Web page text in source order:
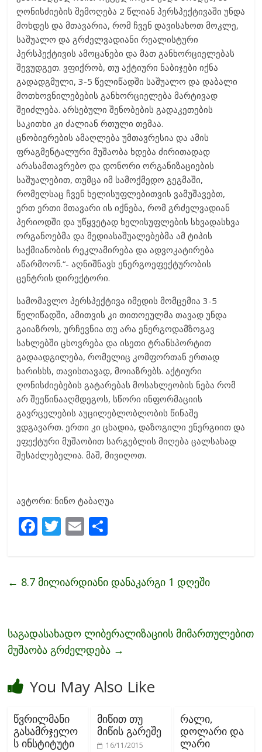
ღონისძიების შემოღება 2 წლიან პერსპექტივაში უნდა
მოხდეს და მთავარია, რომ ჩვენ დავისახოთ მოკლე,
საშუალო და გრძელვადიანი რეალისტური
პერსპექტივის ამოცანები და მათ განხორციელებას
შევუდგეთ. ვფიქრობ, თუ აქტიური ნაბიჯები იქნა
გადადგმული, 3-5 წელიწადში საშუალო და დაბალი
მოთხოვნილებების განხორციელება მარტივად
შეიძლება. არსებული შენობების გადაკეთების
საკითხი კი ძალიან რთული თემაა.
ცნობიერების ამაღლება უმთავრესია და ამის
ფრაგმენტალური მუშაობა ხდება ძირითადად
არასამთავრებო და დონორი ორგანიზაციების
საშუალებით, თუმცა იმ სამოქმედო გეგმაში,
რომელსაც ჩვენ ხელისუფლებითვის ვამუშავებთ,
ერთ ერთი მთავარი ის იქნება, რომ გრძელვადიან
პერიოდში და უწყვეტად ხელისუფლების სხვადასხვა
ორგანოებმა და მედიასაშუალებებმა ამ ტიპის
საქმიანობის რეკლამირება და ადვოკატირება
აწარმოონ.“- აღნიშნავს ენერგოეფექტურობის
ცენტრის დირექტორი.
სამომავლო პერსპექტივა იმედის მომცემია 3-5
წელიწადში, ამითვის კი თითოეულმა თავად უნდა
გაიაზროს, ურჩევნია თუ არა ენერგოდამზოგავ
სახლებში ცხოვრება და ისეთი ტრანსპორტით
გადაადგილება, რომელიც კომფორთან ერთად
ხარისხს, თავისთავად, მოიაზრებს. აქტიური
ღონისძიებების გატარებას მოსახლეობის ნება რომ
არ შეეწინააღმდეგოს, სწორი ინფორმაციის
გავრცელების აუცილებლობლობის წინაშე
ვდგავართ. ერთი კი ცხადია, დაზოგილი ენერგიით და
ეფექტური მუშაობით სარგებლის მიღება ცალსახად
შესაძლებელია. მაშ, მივიღოთ.
ავტორი: ნინო ტაბაღუა
F
b
k
T
er
E
l e
← 8.7 მილიარდიანი დანაკარგი 1 დღეში
საგადასახადო ლიბერალიზაციის მიმართულებით
მუშაობა გრძელდება →
You May Also Like
წვრილმანი
გასამრჯელო
ს ინსტიტუტი
მიწით თუ
მიწის გარეშე
16/11/2015
რალი,
დოლარი და
ლარი